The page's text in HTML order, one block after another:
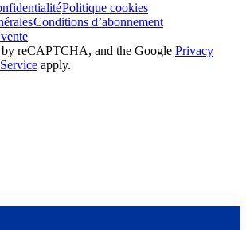
Politique cookies
Conditions d’abonnement
by reCAPTCHA, and the Google Privacy
apply.